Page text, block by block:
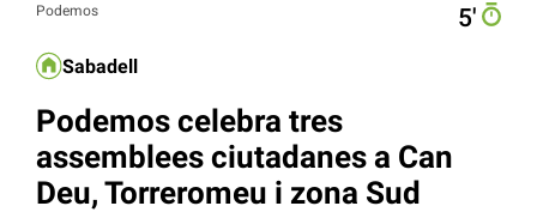
Podemos 5′
Sabadell
Podemos celebra tres
assemblees ciutadanes a Can
Deu, Torreromeu i zona Sud